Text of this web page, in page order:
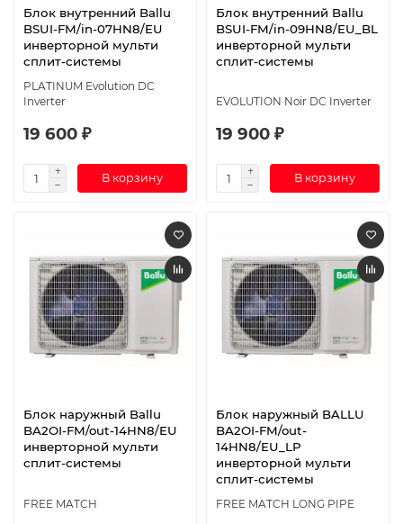
Блок внутренний Ballu
BSUI-FM/in-07HN8/EU
инверторной мульти
сплит-системы
PLATINUM Evolution DC
Inverter
19 600 ₽
В корзину
Блок внутренний Ballu
BSUI-FM/in-09HN8/EU_BL
инверторной мульти
сплит-системы
EVOLUTION Noir DC Inverter
19 900 ₽
В корзину
Блок наружный Ballu
BA2OI-FM/out-14HN8/EU
инверторной мульти
сплит-системы
FREE MATCH
Блок наружный BALLU
BA2OI-FM/out-
14HN8/EU_LP
инверторной мульти
сплит-системы
FREE MATCH LONG PIPE